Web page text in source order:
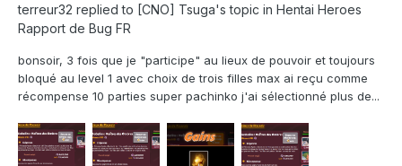
terreur32 replied to [CNO] Tsuga's topic in Hentai Heroes
Rapport de Bug FR
bonsoir, 3 fois que je "participe" au lieux de pouvoir et toujours
bloqué au level 1 avec choix de trois filles max ai reçu comme
récompense 10 parties super pachinko j'ai sélectionné plus de...